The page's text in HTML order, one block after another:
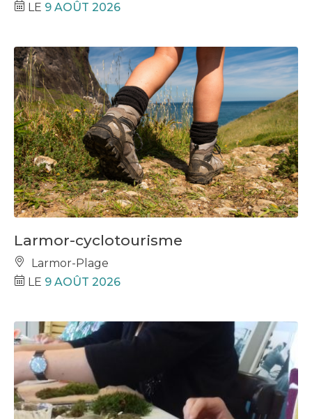
LE 9 AOÛT 2026
Larmor-cyclotourisme
Larmor-Plage
LE 9 AOÛT 2026